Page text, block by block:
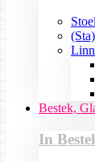
Bestek,
In